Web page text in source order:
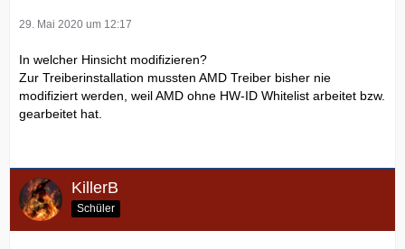
29. Mai 2020 um 12:17
In welcher Hinsicht modifizieren?
Zur Treiberinstallation mussten AMD Treiber bisher nie
modifiziert werden, weil AMD ohne HW-ID Whitelist arbeitet bzw.
gearbeitet hat.
KillerB
Schüler